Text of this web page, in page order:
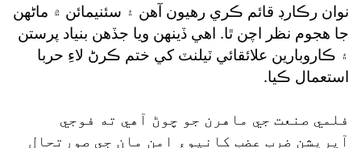
نوان رڪارڊ قائم ڪري رهيون آهن ۽ سئنيمائن ۾ ماڻهن
جا هجوم نظر اچن ٿا. اهي ڏينهن ويا جڏهن بنياد پرستن
۽ ڪاروبارين علائقائي ٽيلنٽ کي ختم ڪرڻ لاءِ حربا
استعمال ڪيا.
فلمي صنعت جي ماهرن جو چوڻ آهي ته فوجي
آپريشن ضرب عضب کانپوءِ امن مان جي صورتحال